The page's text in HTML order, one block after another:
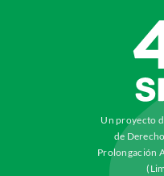
Un proyecto
de
Prolongación